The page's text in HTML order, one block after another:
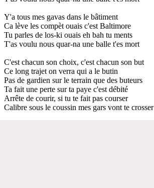
Y'a tous mes gavas dans le bâtiment
Ca lève les compèt ouais c'est Baltimore
Tu parles de los-ki ouais eh bah tu ments
T'as voulu nous quar-na une balle t'es mort
C'est chacun son choix, c'est chacun son but
Ce long trajet on verra qui a le butin
Pas de gardien sur le terrain que des buteurs
Ta fait une perte sur ta paye c'est débité
Arrête de courir, si tu te fait pas courser
Calibre sous le coussin mes gars vont te crosser